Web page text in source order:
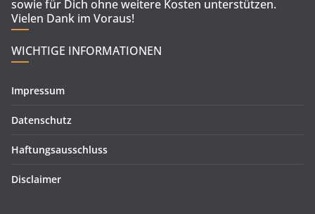
sowie für Dich ohne weitere Kosten unterstützen.
Vielen Dank im Voraus!
WICHTIGE INFORMATIONEN
Impressum
Datenschutz
Haftungsausschluss
Disclaimer